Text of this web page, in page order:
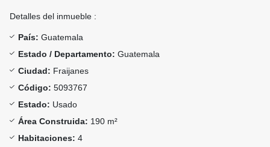
Detalles del inmueble :
País: Guatemala
Estado / Departamento: Guatemala
Ciudad: Fraijanes
Código: 5093767
Estado: Usado
Área Construida: 190 m²
Habitaciones: 4